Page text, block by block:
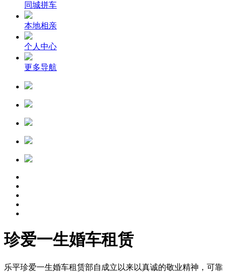
同城拼车
本地相亲
个人中心
更多导航
珍爱一生婚车租赁
乐平珍爱一生婚车租赁部自成立以来以真诚的敬业精神，可靠